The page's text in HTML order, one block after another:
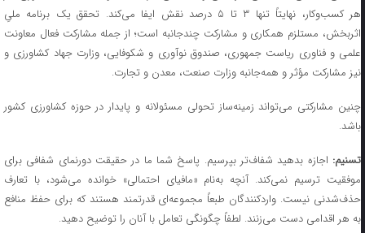
هر کسب‌وکار، نهایتاً تنها ۳ تا ۵ درصد نقش ایفا می‌کند. تحقق یک برنامه ملیِ
اثربخش، مستلزم همکاری و مشارکت چندجانبه است؛ از جمله مشارکت فعال معاونت
علمی و فناوری ریاست جمهوری، صندوق نوآوری و شکوفایی، وزارت جهاد کشاورزی و
نیز مشارکت مؤثر و همه‌جانبه وزارت صنعت، معدن و تجارت.
چنین مشارکتی می‌تواند زمینه‌ساز تحولی مسئولانه و پایدار در حوزه کشاورزی کشور
باشد.
تسنیم: اجازه بدهید شفاف‌تر بپرسیم. پاسخ شما ما در حقیقت دورنمای شفافی برای
موفقیت ترسیم نمی‌کند. آنچه به‌نام «مافیای احتمالی» خوانده می‌شود، با تعارف
حذف‌شدنی نیست. واردکنندگان طبعاً مجموعه‌ای قدرتمند هستند که برای حفظ منافع
به هر اقدامی دست می‌زنند. لطفاً چگونگی تعامل با آنان را توضیح دهید.